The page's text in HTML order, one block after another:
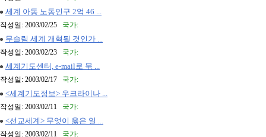
세계 아동 노동인구 2억 46 ...
작성일: 2003/02/25 국가:
무슬림 세계 개혁될 것인가 ...
작성일: 2003/02/23 국가:
세계기도센터, e-mail로 묶 ...
작성일: 2003/02/17 국가:
<세계기도정보> 우크라이나 ...
작성일: 2003/02/11 국가:
<선교세계> 무엇이 옳은 일 ...
작성일: 2003/02/11 국가: